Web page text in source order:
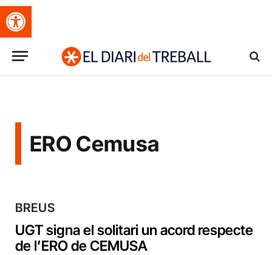
Obre la barra d'eines
ERO Cemusa
BREUS
UGT signa el solitari un acord respecte
de l’ERO de CEMUSA